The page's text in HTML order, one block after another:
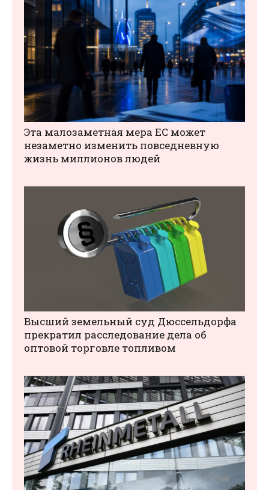
Эта малозаметная мера ЕС может
незаметно изменить повседневную
жизнь миллионов людей
Высший земельный суд Дюссельдорфа
прекратил расследование дела об
оптовой торговле топливом